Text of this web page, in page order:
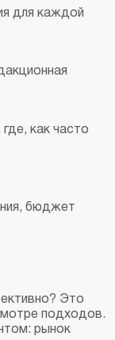
для каждой
как часто
бюджет
Это
подходов.
рынок